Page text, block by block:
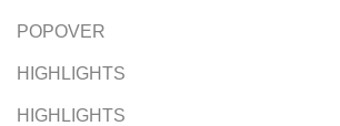
POPOVER
HIGHLIGHTS
HIGHLIGHTS